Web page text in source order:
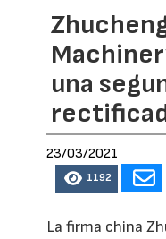
una
23/03/2021
1192
La firma china